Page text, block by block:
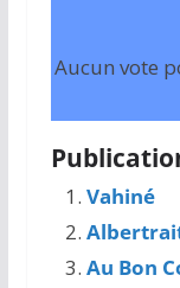
Aucun vote
Vahiné
Au Bon